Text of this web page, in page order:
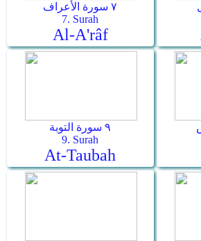
٧ سورة الأعراف
7. Surah
Al-A'râf
٩ سورة التوبة
9. Surah
At-Taubah